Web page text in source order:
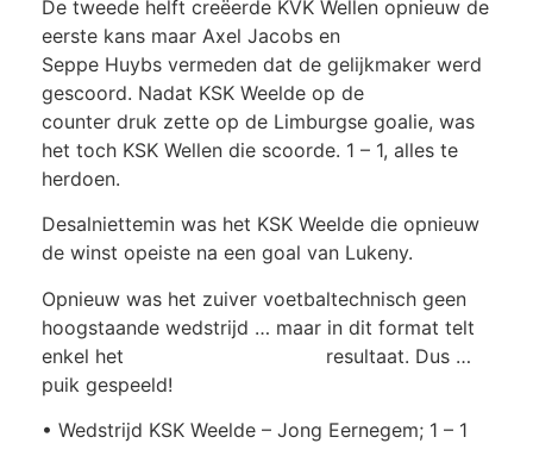
De tweede helft creëerde KVK Wellen opnieuw de
eerste kans maar Axel Jacobs en
Seppe Huybs vermeden dat de gelijkmaker werd
gescoord. Nadat KSK Weelde op de
counter druk zette op de Limburgse goalie, was
het toch KSK Wellen die scoorde. 1 – 1, alles te
herdoen.
Desalniettemin was het KSK Weelde die opnieuw
de winst opeiste na een goal van Lukeny.
Opnieuw was het zuiver voetbaltechnisch geen
hoogstaande wedstrijd … maar in dit format telt
enkel het resultaat. Dus …
puik gespeeld!
• Wedstrijd KSK Weelde – Jong Eernegem; 1 – 1